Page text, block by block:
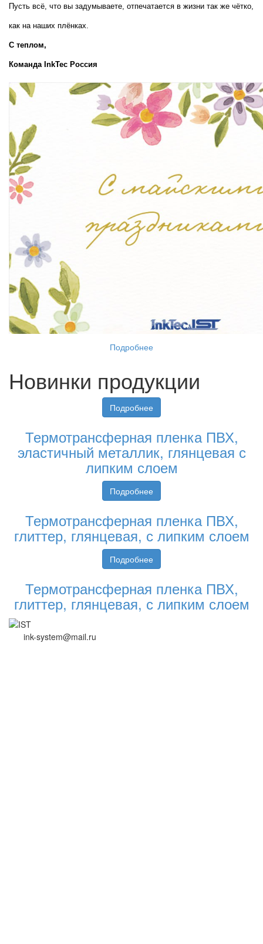
Пусть всё, что вы задумываете, отпечатается в жизни так же чётко,
как на наших плёнках.
С теплом,
Команда InkTec Россия
Подробнее
Новинки продукции
Подробнее
Термотрансферная пленка ПВХ,
эластичный металлик, глянцевая с
липким слоем
Подробнее
Термотрансферная пленка ПВХ,
глиттер, глянцевая, с липким слоем
Подробнее
Термотрансферная пленка ПВХ,
глиттер, глянцевая, с липким слоем
ink-system@mail.ru